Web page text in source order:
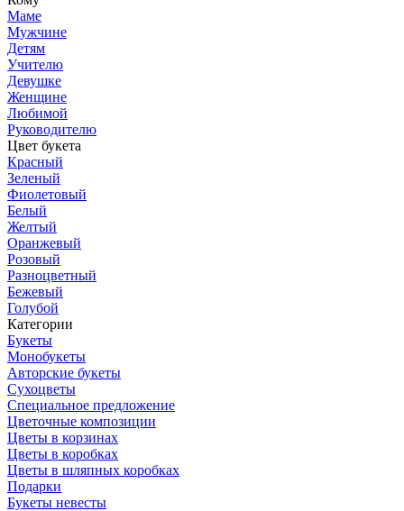
Маме
Мужчине
Детям
Учителю
Девушке
Женщине
Любимой
Руководителю
Цвет букета
Красный
Зеленый
Фиолетовый
Белый
Желтый
Оранжевый
Розовый
Разноцветный
Бежевый
Голубой
Категории
Букеты
Монобукеты
Авторские букеты
Сухоцветы
Специальное предложение
Цветочные композиции
Цветы в корзинах
Цветы в коробках
Цветы в шляпных коробках
Подарки
Букеты невесты